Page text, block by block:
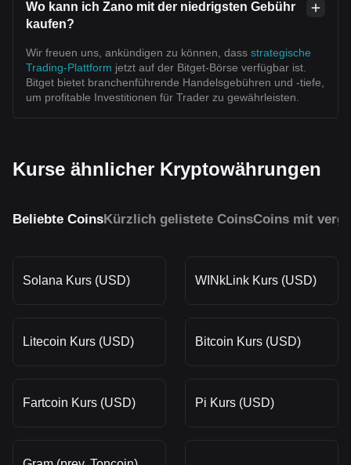
Wo kann ich Zano mit der niedrigsten Gebühr
kaufen?
Wir freuen uns, ankündigen zu können, dass strategische
Trading-Plattform jetzt auf der Bitget-Börse verfügbar ist.
Bitget bietet branchenführende Handelsgebühren und -tiefe,
um profitable Investitionen für Trader zu gewährleisten.
Kurse ähnlicher Kryptowährungen
Beliebte CoinsKürzlich gelistete CoinsCoins mit
Solana Kurs (USD) WINkLink Kurs (USD)
Litecoin Kurs (USD) Bitcoin Kurs (USD)
Fartcoin Kurs (USD) Pi Kurs (USD)